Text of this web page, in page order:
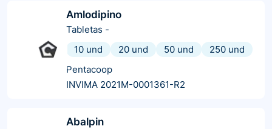
Amlodipino
Tabletas -
10 und
20 und 50 und
250 und
Pentacoop
INVIMA 2021M-0001361-R2
Abalpin